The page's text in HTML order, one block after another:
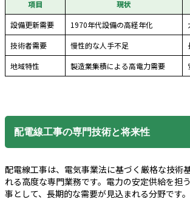
項目 現状
設備更新需要
1970年代設備の高経年化
技術者需要
慢性的な人手不足
地域特性
製造業集積による高電力需要
配電線工事の専門技術と将来性
配電線工事は、電気事業法に基づく厳格な技術
れる高度な専門業務です。電力の安定供給を担
事として、長期的な需要が見込まれる分野です。